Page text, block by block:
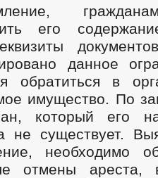
его
данное
обратиться в
имущество. По
который его
не существует.
необходимо
отмены ареста,